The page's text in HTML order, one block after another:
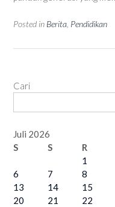
Posted in Berita Pendidikan
Cari
Juli 2026
S
S R
1
6
7 8
13
14 15
20
21 22